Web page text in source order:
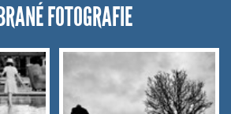
FOTOGRAFIE